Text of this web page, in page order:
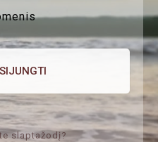
slaptažodį?